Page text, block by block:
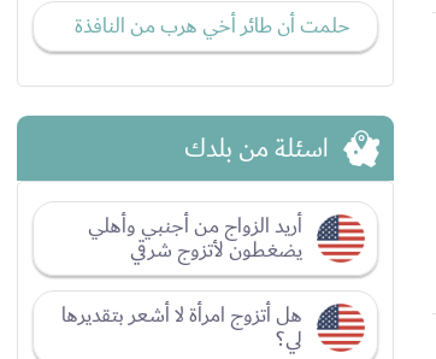
حلمت أن طائر أخي هرب من النافذة
اسئلة من بلدك
أريد الزواج من أجنبي وأهلي
يضغطون لأتزوج شرقي
هل أتزوج امرأة لا أشعر بتقديرها
لي؟